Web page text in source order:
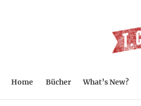
Home Bücher What’s New?